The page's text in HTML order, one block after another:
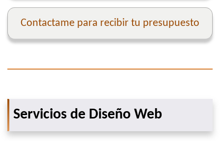
Contactame para recibir tu presupuesto
Servicios de Diseño Web